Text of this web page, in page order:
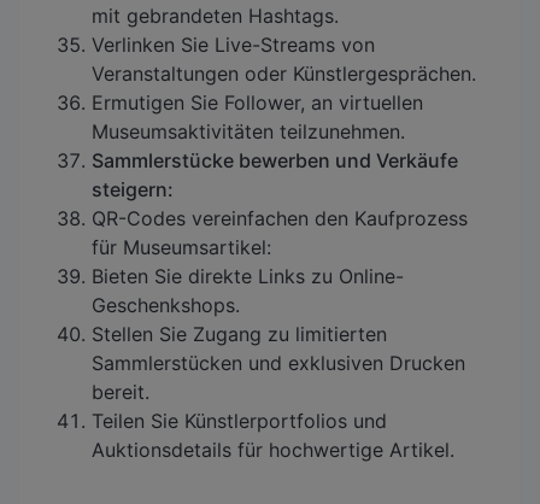
mit gebrandeten Hashtags.
Verlinken Sie Live-Streams von
Veranstaltungen oder Künstlergesprächen.
Ermutigen Sie Follower, an virtuellen
Museumsaktivitäten teilzunehmen.
Sammlerstücke bewerben und Verkäufe
steigern:
QR-Codes vereinfachen den Kaufprozess
für Museumsartikel:
Bieten Sie direkte Links zu Online-
Geschenkshops.
Stellen Sie Zugang zu limitierten
Sammlerstücken und exklusiven Drucken
bereit.
Teilen Sie Künstlerportfolios und
Auktionsdetails für hochwertige Artikel.